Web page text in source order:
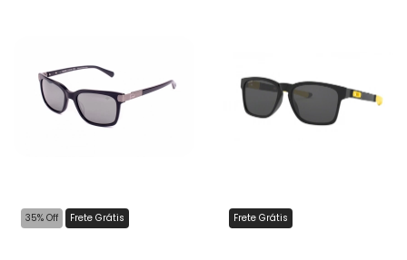
35% Off Frete Grátis Frete Grátis